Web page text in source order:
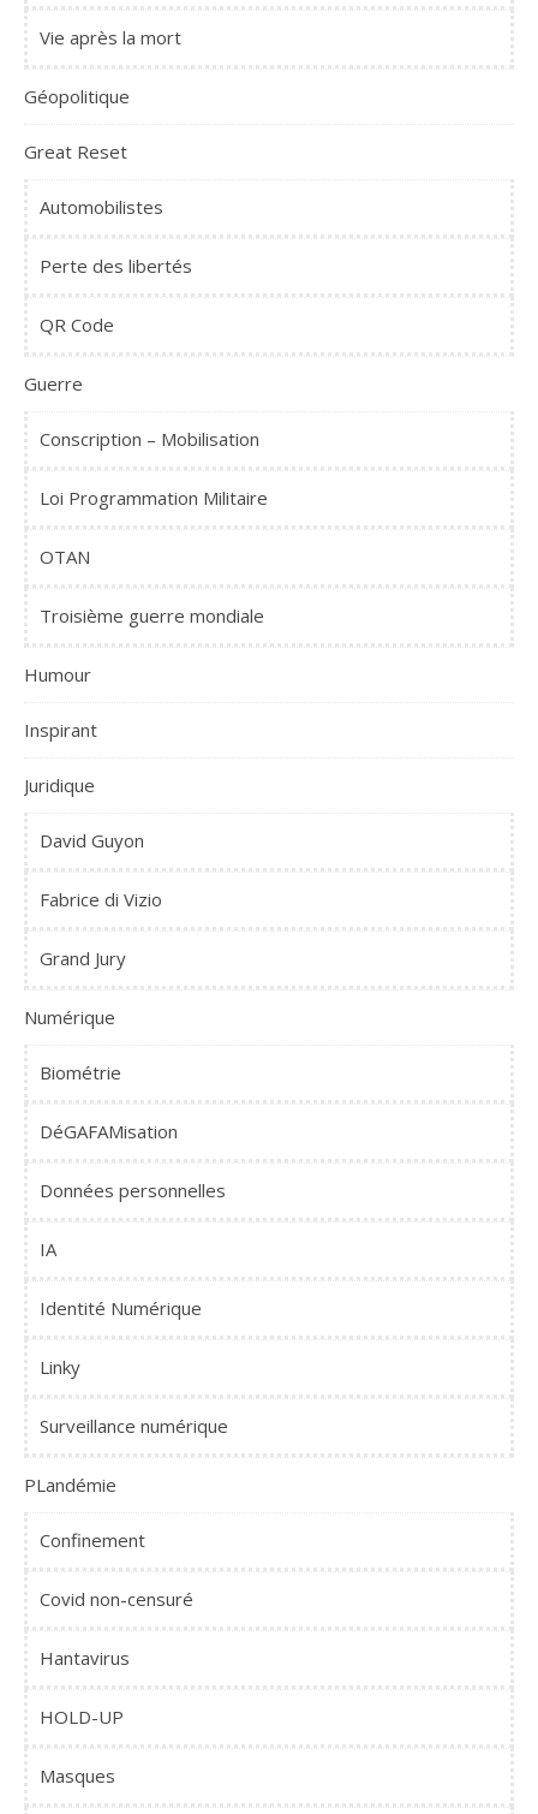
Vie après la mort
Géopolitique
Great Reset
Automobilistes
Perte des libertés
QR Code
Guerre
Conscription – Mobilisation
Loi Programmation Militaire
OTAN
Troisième guerre mondiale
Humour
Inspirant
Juridique
David Guyon
Fabrice di Vizio
Grand Jury
Numérique
Biométrie
DéGAFAMisation
Données personnelles
IA
Identité Numérique
Linky
Surveillance numérique
PLandémie
Confinement
Covid non-censuré
Hantavirus
HOLD-UP
Masques